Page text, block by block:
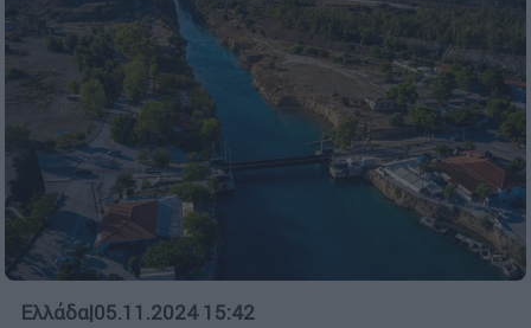
Ελλάδα|05.11.2024 15:42